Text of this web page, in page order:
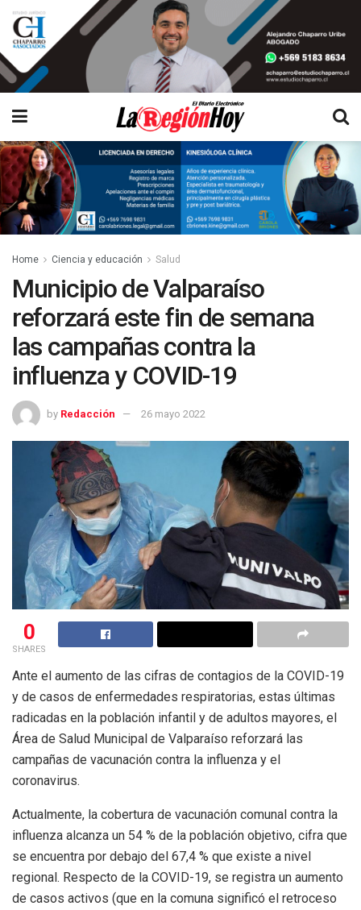
Home Ciencia y educación Salud
Municipio de Valparaíso
reforzará este fin de semana
las campañas contra la
influenza y COVID-19
by Redacción 26 mayo 2022
0
SHARES
Ante el aumento de las cifras de contagios de la COVID-19
y de casos de enfermedades respiratorias, estas últimas
radicadas en la población infantil y de adultos mayores, el
Área de Salud Municipal de Valparaíso reforzará las
campañas de vacunación contra la influenza y el
coronavirus.
Actualmente, la cobertura de vacunación comunal contra la
influenza alcanza un 54 % de la población objetivo, cifra que
se encuentra por debajo del 67,4 % que existe a nivel
regional. Respecto de la COVID-19, se registra un aumento
de casos activos (que en la comuna significó el retroceso